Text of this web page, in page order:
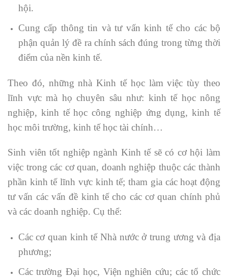
hội.
Cung cấp thông tin và tư vấn kinh tế cho các bộ
phận quản lý đề ra chính sách đúng trong từng thời
điểm của nền kinh tế.
Theo đó, những nhà Kinh tế học làm việc tùy theo
lĩnh vực mà họ chuyên sâu như: kinh tế học nông
nghiệp, kinh tế học công nghiệp ứng dụng, kinh tế
học môi trường, kinh tế học tài chính…
Sinh viên tốt nghiệp ngành Kinh tế sẽ có cơ hội làm
việc trong các cơ quan, doanh nghiệp thuộc các thành
phần kinh tế lĩnh vực kinh tế; tham gia các hoạt động
tư vấn các vấn đề kinh tế cho các cơ quan chính phủ
và các doanh nghiệp. Cụ thể:
Các cơ quan kinh tế Nhà nước ở trung ương và địa
phương;
Các trường Đại học, Viện nghiên cứu; các tổ chức